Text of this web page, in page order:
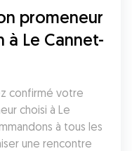
promeneur
à Le Cannet-
confirmé votre
choisi à Le
à tous les
une rencontre